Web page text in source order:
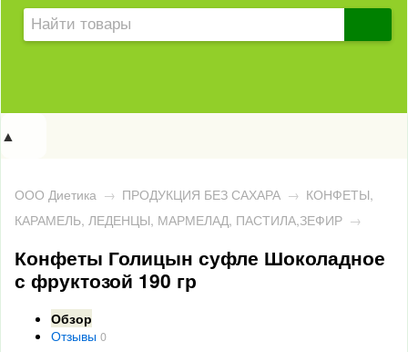
▲
ООО Диетика → ПРОДУКЦИЯ БЕЗ САХАРА → КОНФЕТЫ,
КАРАМЕЛЬ, ЛЕДЕНЦЫ, МАРМЕЛАД, ПАСТИЛА,ЗЕФИР →
Конфеты Голицын суфле Шоколадное
с фруктозой 190 гр
Обзор
Отзывы 0